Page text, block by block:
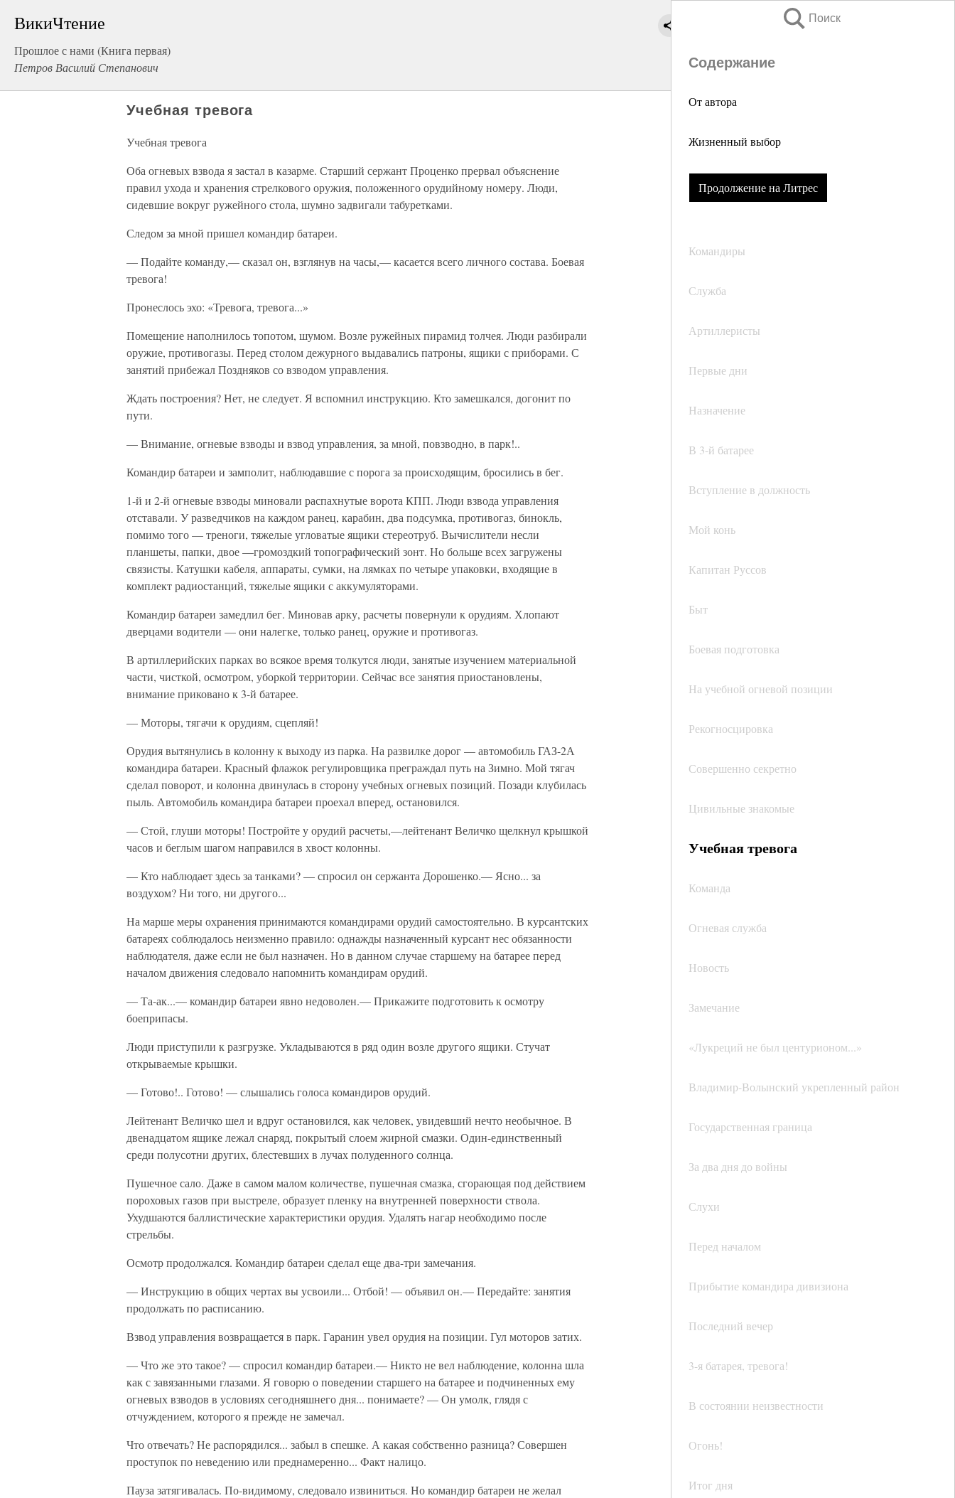
ВикиЧтение
Прошлое с нами (Книга первая)
Петров Василий Степанович
Поиск
Содержание
От автора
Жизненный выбор
Продолжение на Литрес
Командиры
Служба
Артиллеристы
Первые дни
Назначение
В 3-й батарее
Вступление в должность
Мой конь
Капитан Руссов
Быт
Боевая подготовка
На учебной огневой позиции
Рекогносцировка
Совершенно секретно
Цивильные знакомые
Учебная тревога
Команда
Огневая служба
Новость
Замечание
«Лукреций не был центурионом...»
Владимир-Волынский укрепленный район
Государственная граница
За два дня до войны
Слухи
Перед началом
Прибытие командира дивизиона
Последний вечер
3-я батарея, тревога!
В состоянии неизвестности
Огонь!
Итог дня
Учебная тревога
Учебная тревога
Оба огневых взвода я застал в казарме. Старший сержант Проценко прервал объяснение
правил ухода и хранения стрелкового оружия, положенного орудийному номеру. Люди,
сидевшие вокруг ружейного стола, шумно задвигали табуретками.
Следом за мной пришел командир батареи.
— Подайте команду,— сказал он, взглянув на часы,— касается всего личного состава. Боевая
тревога!
Пронеслось эхо: «Тревога, тревога...»
Помещение наполнилось топотом, шумом. Возле ружейных пирамид толчея. Люди разбирали
оружие, противогазы. Перед столом дежурного выдавались патроны, ящики с приборами. С
занятий прибежал Поздняков со взводом управления.
Ждать построения? Нет, не следует. Я вспомнил инструкцию. Кто замешкался, догонит по
пути.
— Внимание, огневые взводы и взвод управления, за мной, повзводно, в парк!..
Командир батареи и замполит, наблюдавшие с порога за происходящим, бросились в бег.
1-й и 2-й огневые взводы миновали распахнутые ворота КПП. Люди взвода управления
отставали. У разведчиков на каждом ранец, карабин, два подсумка, противогаз, бинокль,
помимо того — треноги, тяжелые угловатые ящики стереотруб. Вычислители несли
планшеты, папки, двое —громоздкий топографический зонт. Но больше всех загружены
связисты. Катушки кабеля, аппараты, сумки, на лямках по четыре упаковки, входящие в
комплект радиостанций, тяжелые ящики с аккумуляторами.
Командир батареи замедлил бег. Миновав арку, расчеты повернули к орудиям. Хлопают
дверцами водители — они налегке, только ранец, оружие и противогаз.
В артиллерийских парках во всякое время толкутся люди, занятые изучением материальной
части, чисткой, осмотром, уборкой территории. Сейчас все занятия приостановлены,
внимание приковано к 3-й батарее.
— Моторы, тягачи к орудиям, сцепляй!
Орудия вытянулись в колонну к выходу из парка. На развилке дорог — автомобиль ГАЗ-2А
командира батареи. Красный флажок регулировщика преграждал путь на Зимно. Мой тягач
сделал поворот, и колонна двинулась в сторону учебных огневых позиций. Позади клубилась
пыль. Автомобиль командира батареи проехал вперед, остановился.
— Стой, глуши моторы! Постройте у орудий расчеты,—лейтенант Величко щелкнул крышкой
часов и беглым шагом направился в хвост колонны.
— Кто наблюдает здесь за танками? — спросил он сержанта Дорошенко.— Ясно... за
воздухом? Ни того, ни другого...
На марше меры охранения принимаются командирами орудий самостоятельно. В курсантских
батареях соблюдалось неизменно правило: однажды назначенный курсант нес обязанности
наблюдателя, даже если не был назначен. Но в данном случае старшему на батарее перед
началом движения следовало напомнить командирам орудий.
— Та-ак...— командир батареи явно недоволен.— Прикажите подготовить к осмотру
боеприпасы.
Люди приступили к разгрузке. Укладываются в ряд один возле другого ящики. Стучат
открываемые крышки.
— Готово!.. Готово! — слышались голоса командиров орудий.
Лейтенант Величко шел и вдруг остановился, как человек, увидевший нечто необычное. В
двенадцатом ящике лежал снаряд, покрытый слоем жирной смазки. Один-единственный
среди полусотни других, блестевших в лучах полуденного солнца.
Пушечное сало. Даже в самом малом количестве, пушечная смазка, сгорающая под действием
пороховых газов при выстреле, образует пленку на внутренней поверхности ствола.
Ухудшаются баллистические характеристики орудия. Удалять нагар необходимо после
стрельбы.
Осмотр продолжался. Командир батареи сделал еще два-три замечания.
— Инструкцию в общих чертах вы усвоили... Отбой! — объявил он.— Передайте: занятия
продолжать по расписанию.
Взвод управления возвращается в парк. Гаранин увел орудия на позиции. Гул моторов затих.
— Что же это такое? — спросил командир батареи.— Никто не вел наблюдение, колонна шла
как с завязанными глазами. Я говорю о поведении старшего на батарее и подчиненных ему
огневых взводов в условиях сегодняшнего дня... понимаете? — Он умолк, глядя с
отчуждением, которого я прежде не замечал.
Что отвечать? Не распорядился... забыл в спешке. А какая собственно разница? Совершен
проступок по неведению или преднамеренно... Факт налицо.
Пауза затягивалась. По-видимому, следовало извиниться. Но командир батареи не желал